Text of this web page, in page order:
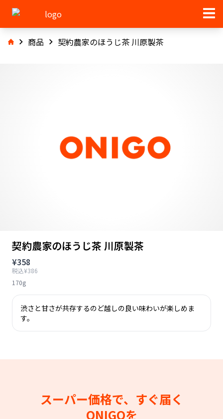
商品 契約農家のほうじ茶 川原製茶
契約農家のほうじ茶 川原製茶
¥358
税込¥386
170g
渋さと甘さが共存するのど越しの良い味わいが楽しめま
す。
スーパー価格で、すぐ届く
ONIGOを